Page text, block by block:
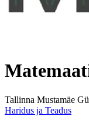
Tallinna Mustamäe
Haridus ja Teadus